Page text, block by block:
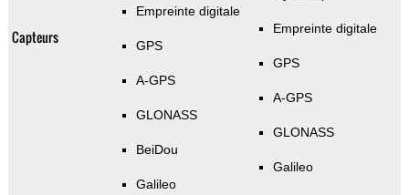
Capteurs
Empreinte digitale
GPS
A-GPS
GLONASS
BeiDou
Galileo
Empreinte digitale
GPS
A-GPS
GLONASS
Galileo